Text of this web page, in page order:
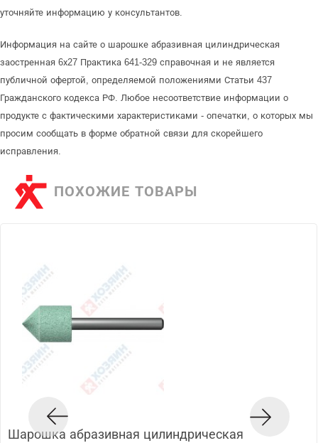
уточняйте информацию у консультантов.
Информация на сайте о шарошке абразивная цилиндрическая
заостренная 6х27 Практика 641-329 справочная и не является
публичной офертой, определяемой положениями Статьи 437
Гражданского кодекса РФ. Любое несоответствие информации о
продукте с фактическими характеристиками - опечатки, о которых мы
просим сообщать в форме обратной связи для скорейшего
исправления.
ПОХОЖИЕ ТОВАРЫ
Шарошка абразивная цилиндрическая